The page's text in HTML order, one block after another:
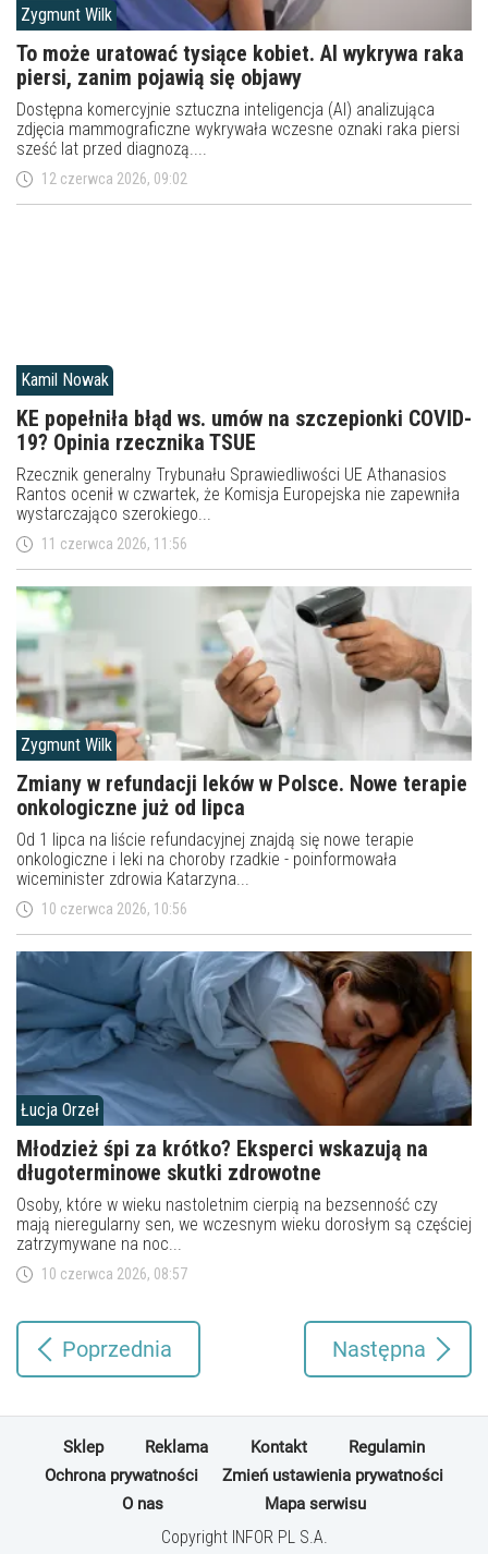
Zygmunt Wilk
To może uratować tysiące kobiet. AI wykrywa raka
piersi, zanim pojawią się objawy
Dostępna komercyjnie sztuczna inteligencja (AI) analizująca
zdjęcia mammograficzne wykrywała wczesne oznaki raka piersi
sześć lat przed diagnozą....
12 czerwca 2026, 09:02
Kamil Nowak
KE popełniła błąd ws. umów na szczepionki COVID-
19? Opinia rzecznika TSUE
Rzecznik generalny Trybunału Sprawiedliwości UE Athanasios
Rantos ocenił w czwartek, że Komisja Europejska nie zapewniła
wystarczająco szerokiego...
11 czerwca 2026, 11:56
Zygmunt Wilk
Zmiany w refundacji leków w Polsce. Nowe terapie
onkologiczne już od lipca
Od 1 lipca na liście refundacyjnej znajdą się nowe terapie
onkologiczne i leki na choroby rzadkie - poinformowała
wiceminister zdrowia Katarzyna...
10 czerwca 2026, 10:56
Łucja Orzeł
Młodzież śpi za krótko? Eksperci wskazują na
długoterminowe skutki zdrowotne
Osoby, które w wieku nastoletnim cierpią na bezsenność czy
mają nieregularny sen, we wczesnym wieku dorosłym są częściej
zatrzymywane na noc...
10 czerwca 2026, 08:57
Poprzednia Następna
Sklep Reklama Kontakt
Regulamin
Ochrona prywatności
Zmień ustawienia prywatności
O nas
Mapa serwisu
Copyright INFOR PL S.A.